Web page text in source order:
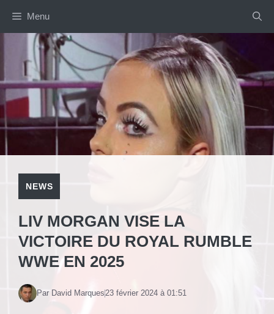
contenu
Menu
NEWS
LIV MORGAN VISE LA
VICTOIRE DU ROYAL RUMBLE
WWE EN 2025
Par David Marques23 février 2024 à 01:51